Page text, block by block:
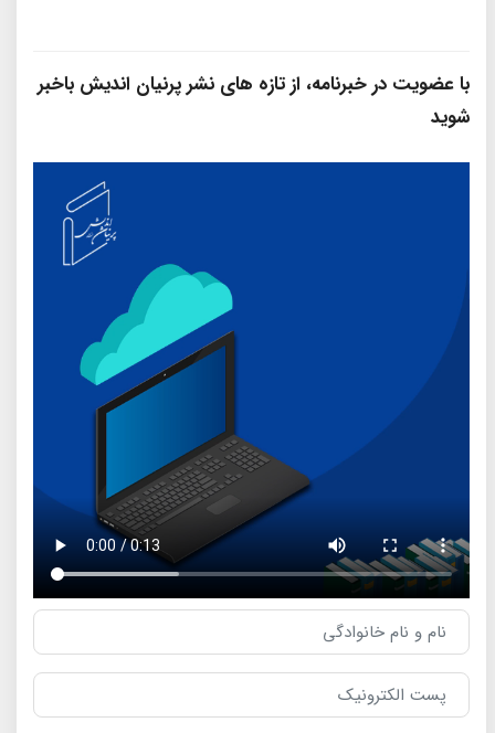
با عضویت در خبرنامه، از تازه‌ های نشر پرنیان‌ اندیش باخبر
شوید